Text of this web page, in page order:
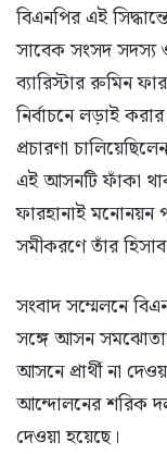
বিএনপির এই
সাবেক সংসদ সদস্য
ব্যারিস্টার রুমিন
নির্বাচনে লড়াই
প্রচারণা
এই আসনটি ফাঁকা
ফারহানাই মনোনয়ন
সমীকরণে তাঁর
সংবাদ সম্মেলনে
সঙ্গে আসন সমঝোতার
আসনে প্রার্থী না
আন্দোলনের শরিক
দেওয়া হয়েছে।